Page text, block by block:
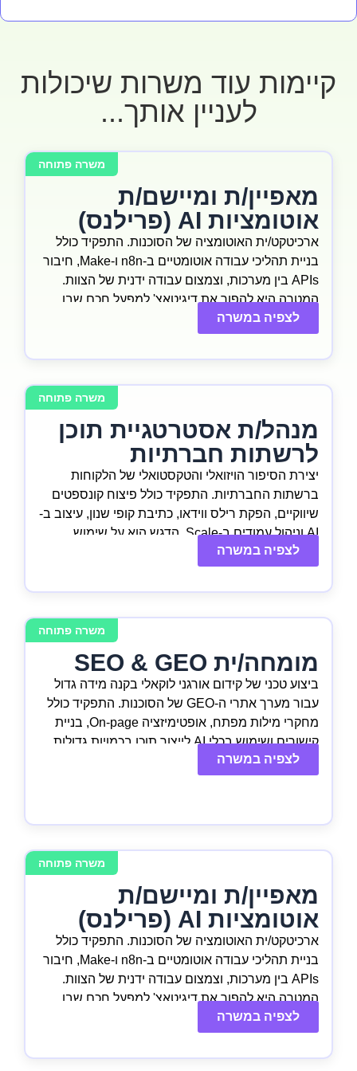
קיימות עוד משרות שיכולות
לעניין אותך...
משרה פתוחה
מאפיין/ת ומיישם/ת
אוטומציות AI (פרילנס)
ארכיטקט/ית האוטומציה של הסוכנות. התפקיד כולל
בניית תהליכי עבודה אוטומטיים ב-n8n ו-Make, חיבור
APIs בין מערכות, וצמצום עבודה ידנית של הצוות.
המטרה היא להפוך את דיגיטאצ' למפעל חכם שבו
תהליכים קורים אוטומטית מאחורי הקלעים.
לצפיה במשרה
משרה פתוחה
מנהל/ת אסטרטגיית תוכן
לרשתות חברתיות
יצירת הסיפור הויזואלי והטקסטואלי של הלקוחות
ברשתות החברתיות. התפקיד כולל פיצוח קונספטים
שיווקיים, הפקת רילס ווידאו, כתיבת קופי שנון, עיצוב ב-
AI וניהול עמודים ב-Scale. הדגש הוא על שימוש
מאסיבי בכלי AI מתקדמים לייצור תוכן בסטנדרט
פרימיום.
לצפיה במשרה
משרה פתוחה
מומחה/ית SEO & GEO
ביצוע טכני של קידום אורגני לוקאלי בקנה מידה גדול
עבור מערך אתרי ה-GEO של הסוכנות. התפקיד כולל
מחקרי מילות מפתח, אופטימיזציה On-page, בניית
קישורים ושימוש בכלי AI לייצור תוכן בכמויות גדולות.
המטרה היא השתלטות על תוצאות החיפוש הלוקאליות
בגוגל עבור פורטפוליו הלקוחות בצורה יעילה ושיטתית.
לצפיה במשרה
משרה פתוחה
מאפיין/ת ומיישם/ת
אוטומציות AI (פרילנס)
ארכיטקט/ית האוטומציה של הסוכנות. התפקיד כולל
בניית תהליכי עבודה אוטומטיים ב-n8n ו-Make, חיבור
APIs בין מערכות, וצמצום עבודה ידנית של הצוות.
המטרה היא להפוך את דיגיטאצ' למפעל חכם שבו
תהליכים קורים אוטומטית מאחורי הקלעים.
לצפיה במשרה